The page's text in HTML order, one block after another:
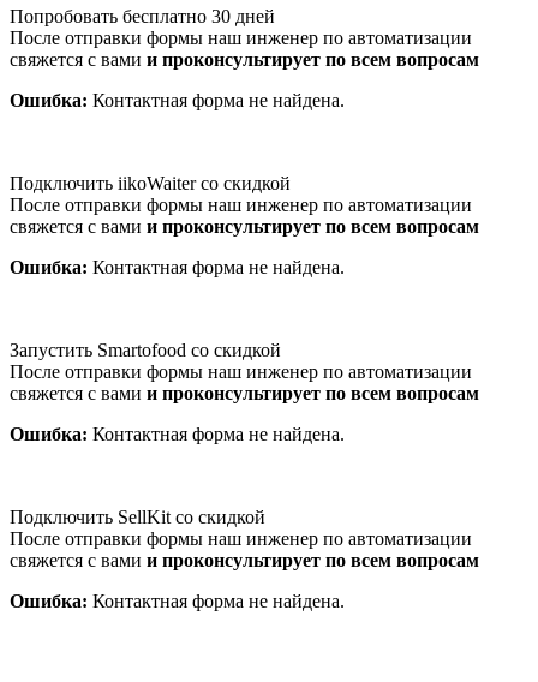
Попробовать бесплатно 30 дней
После отправки формы наш инженер по автоматизации
свяжется с вами и проконсультирует по всем вопросам
Ошибка: Контактная форма не найдена.
Подключить iikoWaiter со скидкой
После отправки формы наш инженер по автоматизации
свяжется с вами и проконсультирует по всем вопросам
Ошибка: Контактная форма не найдена.
Запустить Smartofood со скидкой
После отправки формы наш инженер по автоматизации
свяжется с вами и проконсультирует по всем вопросам
Ошибка: Контактная форма не найдена.
Подключить SellKit со скидкой
После отправки формы наш инженер по автоматизации
свяжется с вами и проконсультирует по всем вопросам
Ошибка: Контактная форма не найдена.